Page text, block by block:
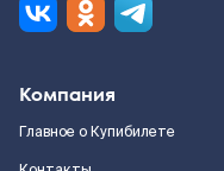
Компания
Главное о Купибилете